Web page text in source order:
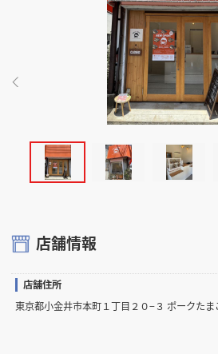
シミュレーター
掲載希望のデザイン設計・施工会社
店舗開業・改装をご検討中
店舗情報
店舗住所
東京都小金井市本町１丁目２０−３ ポークた